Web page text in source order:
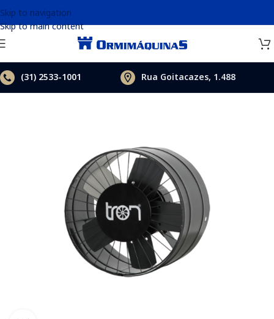
Skip to navigation
Skip to main content
(31) 2533-1001 Rua Goitacazes, 1.488